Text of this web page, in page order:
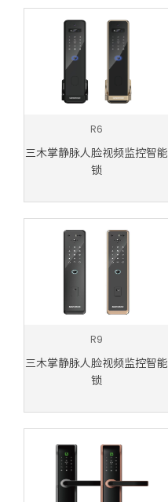
R6
三木掌静脉人脸视频监控智能
锁
R9
三木掌静脉人脸视频监控智能
锁